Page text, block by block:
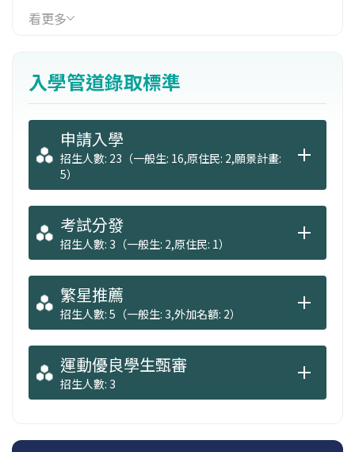
眼，成績斐然。每年定期舉辦各項運動競賽、
並鼓勵教師專題研究，實施臨床教學，以提高
教學效果。
看更多
入學管道錄取標準
申請入學
招生人數: 23（一般生: 16,原住民: 2,願景計畫:
5）
考試分發
招生人數: 3（一般生: 2,原住民: 1）
繁星推薦
招生人數: 5（一般生: 3,外加名額: 2）
運動優良學生甄審
招生人數: 3